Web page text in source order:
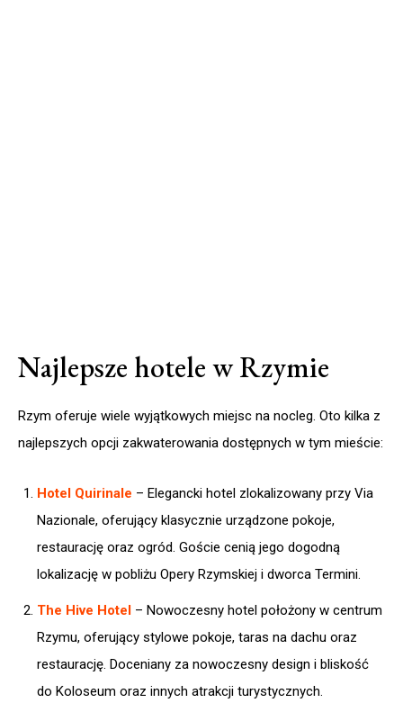
Najlepsze hotele w Rzymie
Rzym oferuje wiele wyjątkowych miejsc na nocleg. Oto kilka z
najlepszych opcji zakwaterowania dostępnych w tym mieście:
Hotel Quirinale – Elegancki hotel zlokalizowany przy Via
Nazionale, oferujący klasycznie urządzone pokoje,
restaurację oraz ogród. Goście cenią jego dogodną
lokalizację w pobliżu Opery Rzymskiej i dworca Termini.​
The Hive Hotel – Nowoczesny hotel położony w centrum
Rzymu, oferujący stylowe pokoje, taras na dachu oraz
restaurację. Doceniany za nowoczesny design i bliskość
do Koloseum oraz innych atrakcji turystycznych.​